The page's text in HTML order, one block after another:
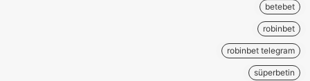
betebet
robinbet
robinbet telegram
süperbetin